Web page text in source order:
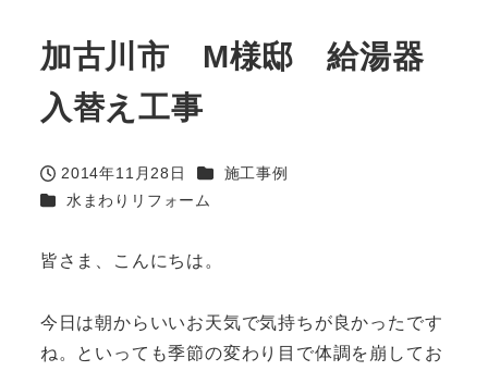
加古川市 M様邸 給湯器
入替え工事
投稿日
2014年11月28日 カテゴリー
施工事例
カテゴリー
水まわりリフォーム
皆さま、こんにちは。
今日は朝からいいお天気で気持ちが良かったです
ね。といっても季節の変わり目で体調を崩してお